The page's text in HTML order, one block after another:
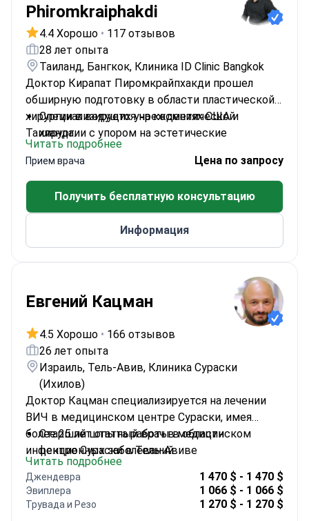
Phiromkraiphakdi
4.4 Хорошо • 117 отзывов
28 лет опыта
Таиланд, Бангкок, Клиника ID Clinic Bangkok
Доктор Кирапат Пиромкрайпхакди прошел
обширную подготовку в области пластической
хирургии в ведущих учреждениях США и
Таиланда.
Специализируется на косметической
хирургии с упором на эстетические
процедуры
Проходил обучение в больницах Ваджира и
Рамахибоди
Дополнительное обучение в США в UTHSC,
PACES Plastic Surgery и UMC
Профессор медицины в Университете
Сринакхаринвирот
Читать подробнее
Прием врача Цена по запросу
Получить бесплатную консультацию
Информация
Евгений Кацман
4.5 Хорошо • 166 отзывов
26 лет опыта
Израиль, Тель-Авив, Клиника Сураски
(Ихилов)
Доктор Кацман специализируется на лечении
ВИЧ в медицинском центре Сураски, имея
более 25 лет опыта работы в области
инфекционных заболеваний.
Старший штатный врач в медицинском
центре Сураски в Тель-Авиве
Повышение квалификации в Центре СПИДа
Макгилла в Монреале
Член Международного общества по СПИДу и
Читать подробнее
Джендевра 1 470 $ - 1 470 $
Эвиплера 1 066 $ - 1 066 $
Трувада и Резо 1 270 $ - 1 270 $